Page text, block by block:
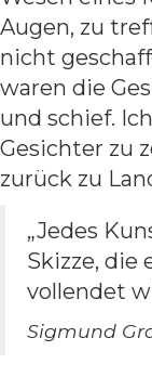
Augen, zu
nicht
waren die
und schief.
Gesichter zu
zurück zu
„Jedes
Skizze, die
vollendet
Sigmund